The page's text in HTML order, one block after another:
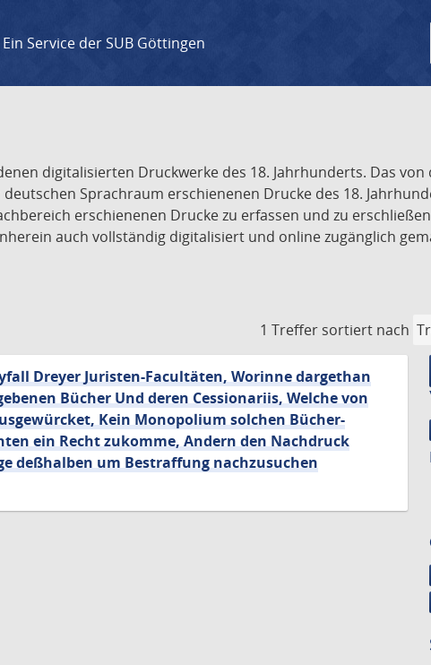
Ein Service der SUB Göttingen
digitalisierten Druckwerke des 18. Jahrhunderts. Das von
Sprachraum erschienenen Drucke des 18.
erschienenen Drucke zu erfassen und zu
auch vollständig digitalisiert und online zugänglich
1 Treffer sortiert nach
Dreyer Juristen-Facultäten, Worinne dargethan
Bücher Und deren Cessionariis, Welche von
Kein Monopolium solchen Bücher-
ein Recht zukomme, Andern den Nachdruck
deßhalben um Bestraffung nachzusuchen